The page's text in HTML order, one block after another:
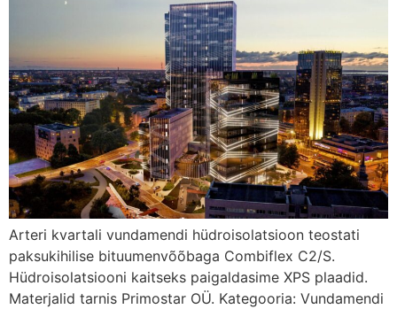
Arteri kvartali vundamendi hüdroisolatsioon teostati
paksukihilise bituumenvõõbaga Combiflex C2/S.
Hüdroisolatsiooni kaitseks paigaldasime XPS plaadid.
Materjalid tarnis Primostar OÜ. Kategooria: Vundamendi